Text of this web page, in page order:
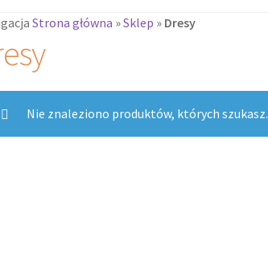
Strona główna »Sklep » Dresy
Nie znaleziono produktów, których szukasz.